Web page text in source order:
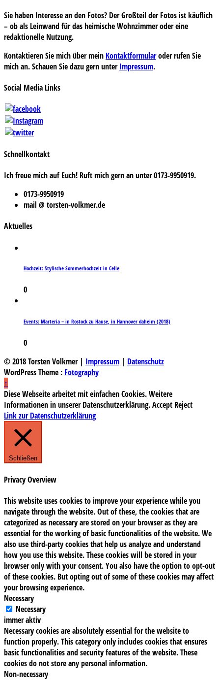
Sie haben Interesse an den Fotos? Der Großteil der Fotos ist käuflich
– ob als Leinwand für das heimische Wohnzimmer oder eine
redaktionelle Nutzung.
Kontaktieren Sie mich über mein Kontaktformularoder rufen Sie
mich an. Schauen Sie dazu gern unterImpressum.
Social Media Links
Schnellkontakt
Ich freue mich auf Euch! Ruft mich gern an unter 0173-9950919.
0173-9950919
mail @ torsten-volkmer.de
Aktuelles
Hochzeit: Stylische Sommerhochzeit in Celle
0
Events: Marteria – in Rostock zu Hause, in Hannover daheim (2018)
0
© 2018 Torsten Volkmer | Impressum | Datenschutz
WordPress Theme : Fotography
↑
Diese Webseite arbeitet mit einfachen Cookies. Weitere
Informationen in unserer Datenschutzerklärung.Accept Reject
Link zur Datenschutzerklärung
Schließen
Privacy Overview
This website uses cookies to improve your experience while you
navigate through the website. Out of these, the cookies that are
categorized as necessary are stored on your browser as they are
essential for the working of basic functionalities of the website. We
also use third-party cookies that help us analyze and understand
how you use this website. These cookies will be stored in your
browser only with your consent. You also have the option to opt-out
of these cookies. But opting out of some of these cookies may affect
your browsing experience.
Necessary
Necessary
immer aktiv
Necessary cookies are absolutely essential for the website to
function properly. This category only includes cookies that ensures
basic functionalities and security features of the website. These
cookies do not store any personal information.
Non-necessary